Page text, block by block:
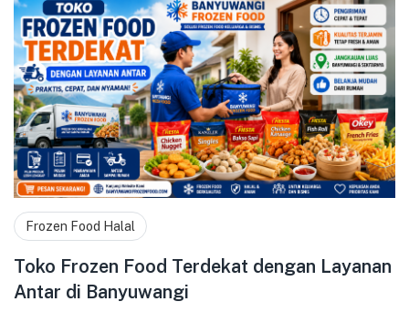
Frozen Food Halal
Toko Frozen Food Terdekat dengan Layanan
Antar di Banyuwangi